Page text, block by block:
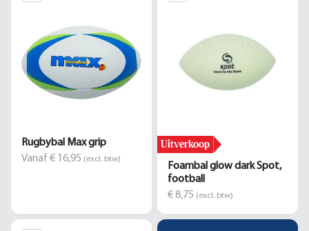
Rugbybal Max grip
Vanaf € 16,95 (excl. btw)
Uitverkoop
Foambal glow dark Spot,
football
€ 8,75 (excl. btw)